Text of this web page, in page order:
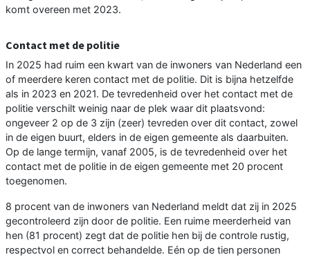
komt overeen met 2023.
Contact met de politie
In 2025 had ruim een kwart van de inwoners van Nederland een
of meerdere keren contact met de politie. Dit is bijna hetzelfde
als in 2023 en 2021. De tevredenheid over het contact met de
politie verschilt weinig naar de plek waar dit plaatsvond:
ongeveer 2 op de 3 zijn (zeer) tevreden over dit contact, zowel
in de eigen buurt, elders in de eigen gemeente als daarbuiten.
Op de lange termijn, vanaf 2005, is de tevredenheid over het
contact met de politie in de eigen gemeente met 20 procent
toegenomen.
8 procent van de inwoners van Nederland meldt dat zij in 2025
gecontroleerd zijn door de politie. Een ruime meerderheid van
hen (81 procent) zegt dat de politie hen bij de controle rustig,
respectvol en correct behandelde. Eén op de tien personen